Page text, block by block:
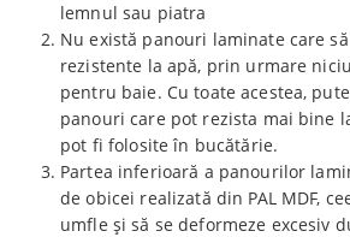
lemnul sau piatra
Nu există panouri laminate care
rezistente la apă, prin urmare
pentru baie. Cu toate acestea,
panouri care pot rezista mai bine
pot fi folosite în bucătărie.
Partea inferioară a panourilor
de obicei realizată din PAL MDF,
umfle și să se deformeze excesiv